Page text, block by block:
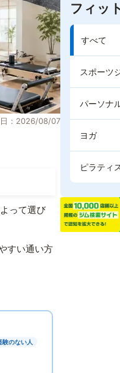
：2026/08/07
って選び
すい通い方
験のない人
フィッ
すべて
スポーツ
パーソナ
ヨガ
ピラティ